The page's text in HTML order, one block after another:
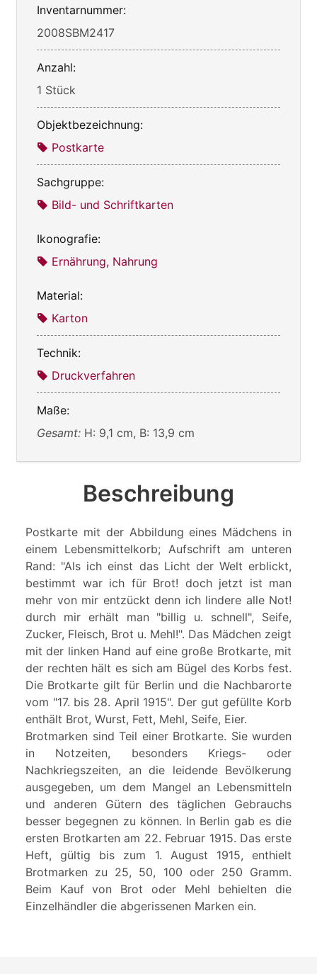
Inventarnummer:
2008SBM2417
Anzahl:
1 Stück
Objektbezeichnung:
Postkarte
Sachgruppe:
Bild- und Schriftkarten
Ikonografie:
Ernährung, Nahrung
Material:
Karton
Technik:
Druckverfahren
Maße:
Gesamt: H: 9,1 cm, B: 13,9 cm
Beschreibung
Postkarte mit der Abbildung eines Mädchens in
einem Lebensmittelkorb; Aufschrift am unteren
Rand: "Als ich einst das Licht der Welt erblickt,
bestimmt war ich für Brot! doch jetzt ist man
mehr von mir entzückt denn ich lindere alle Not!
durch mir erhält man "billig u. schnell", Seife,
Zucker, Fleisch, Brot u. Mehl!". Das Mädchen zeigt
mit der linken Hand auf eine große Brotkarte, mit
der rechten hält es sich am Bügel des Korbs fest.
Die Brotkarte gilt für Berlin und die Nachbarorte
vom "17. bis 28. April 1915". Der gut gefüllte Korb
enthält Brot, Wurst, Fett, Mehl, Seife, Eier.
Brotmarken sind Teil einer Brotkarte. Sie wurden
in Notzeiten, besonders Kriegs- oder
Nachkriegszeiten, an die leidende Bevölkerung
ausgegeben, um dem Mangel an Lebensmitteln
und anderen Gütern des täglichen Gebrauchs
besser begegnen zu können. In Berlin gab es die
ersten Brotkarten am 22. Februar 1915. Das erste
Heft, gültig bis zum 1. August 1915, enthielt
Brotmarken zu 25, 50, 100 oder 250 Gramm.
Beim Kauf von Brot oder Mehl behielten die
Einzelhändler die abgerissenen Marken ein.